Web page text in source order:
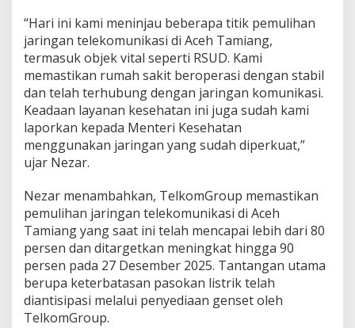
r
k
a
n
B
a
n
t
u
a
e
a
n
u
s
i
a
a
“Hari ini kami meninjau beberapa titik pemulihan
jaringan telekomunikasi di Aceh Tamiang,
termasuk objek vital seperti RSUD. Kami
memastikan rumah sakit beroperasi dengan stabil
dan telah terhubung dengan jaringan komunikasi.
Keadaan layanan kesehatan ini juga sudah kami
laporkan kepada Menteri Kesehatan
menggunakan jaringan yang sudah diperkuat,”
ujar Nezar.
Nezar menambahkan, TelkomGroup memastikan
pemulihan jaringan telekomunikasi di Aceh
Tamiang yang saat ini telah mencapai lebih dari 80
persen dan ditargetkan meningkat hingga 90
persen pada 27 Desember 2025. Tantangan utama
berupa keterbatasan pasokan listrik telah
diantisipasi melalui penyediaan genset oleh
TelkomGroup.